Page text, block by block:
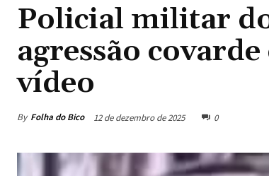
Policial militar
agressão
vídeo
By Folha do Bico 12 de dezembro de 2025 0